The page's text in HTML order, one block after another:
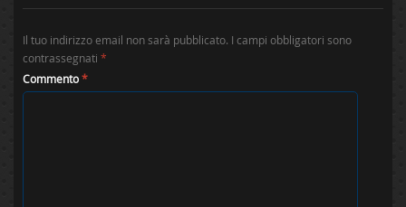
Il tuo indirizzo email non sarà pubblicato. I campi obbligatori sono
contrassegnati *
Commento*